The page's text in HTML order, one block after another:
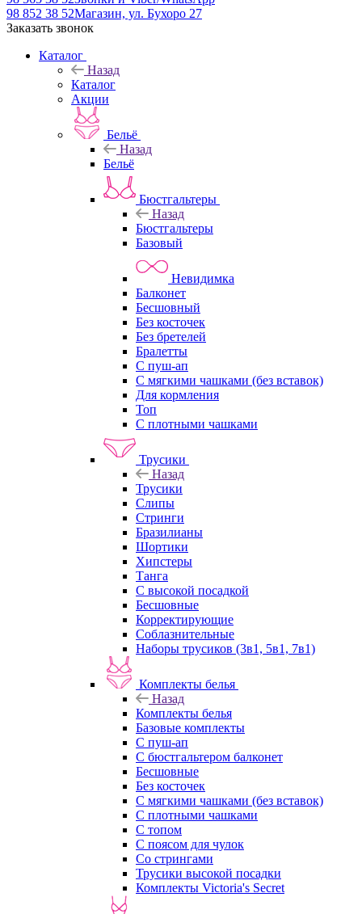
98 852 38 52Магазин, ул. Бухоро 27
Заказать звонок
Каталог
Назад
Каталог
Акции
Бельё
Назад
Бельё
Бюстгальтеры
Назад
Бюстгальтеры
Базовый
Невидимка
Балконет
Бесшовный
Без косточек
Без бретелей
Бралетты
С пуш-ап
С мягкими чашками (без вставок)
Для кормления
Топ
С плотными чашками
Трусики
Назад
Трусики
Слипы
Стринги
Бразилианы
Шортики
Хипстеры
Танга
С высокой посадкой
Бесшовные
Корректирующие
Соблазнительные
Наборы трусиков (3в1, 5в1, 7в1)
Комплекты белья
Назад
Комплекты белья
Базовые комплекты
С пуш-ап
С бюстгальтером балконет
Бесшовные
Без косточек
С мягкими чашками (без вставок)
С плотными чашками
С топом
С поясом для чулок
Со стрингами
Трусики высокой посадки
Комплекты Victoria's Secret